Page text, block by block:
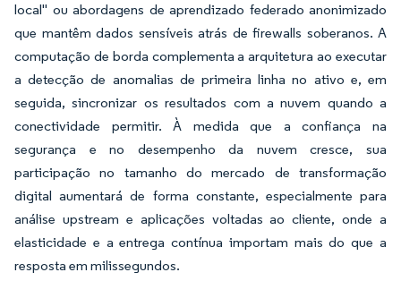
local" ou abordagens de aprendizado federado anonimizado
que mantêm dados sensíveis atrás de firewalls soberanos. A
computação de borda complementa a arquitetura ao executar
a detecção de anomalias de primeira linha no ativo e, em
seguida, sincronizar os resultados com a nuvem quando a
conectividade permitir. À medida que a confiança na
segurança e no desempenho da nuvem cresce, sua
participação no tamanho do mercado de transformação
digital aumentará de forma constante, especialmente para
análise upstream e aplicações voltadas ao cliente, onde a
elasticidade e a entrega contínua importam mais do que a
resposta em milissegundos.